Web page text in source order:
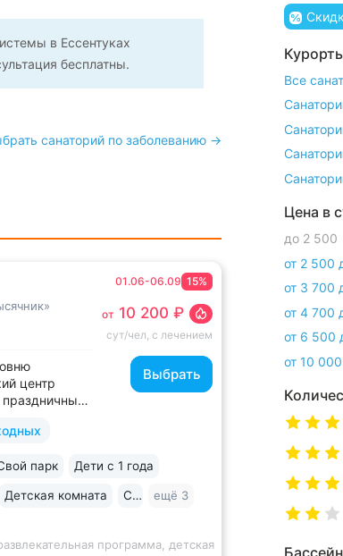
в Ессентуках
бесплатны.
санаторий по заболеванию →
центр
01.06-06.09 15%
от 10 200 ₽
сут/чел, с лечением
Выбрать
парк Дети с 1 года
Детская комната Спа ещё 3
программа, детская
Все
Цена в
до 2 500
от 2 500
от 3 700
от 4 700
от 6 500
от 10 000
Бассейн